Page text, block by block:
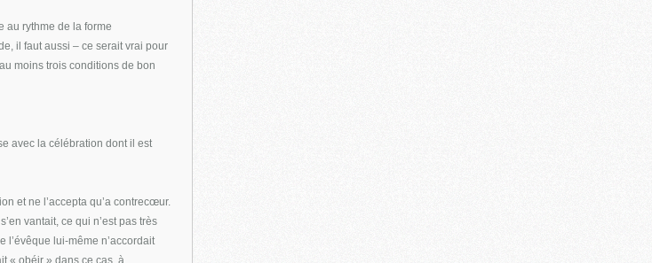
au rythme de la forme
il faut aussi – ce serait vrai pour
moins trois conditions de bon
avec la célébration dont il est
et ne l’accepta qu’a contrecœur.
vantait, ce qui n’est pas très
l’évêque lui-même n’accordait
« obéir » dans ce cas, à